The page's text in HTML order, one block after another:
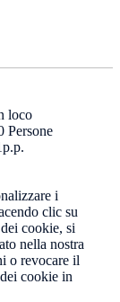
loco
Persone
p.p.
i
clic su
cookie, si
nella nostra
o revocare il
cookie in